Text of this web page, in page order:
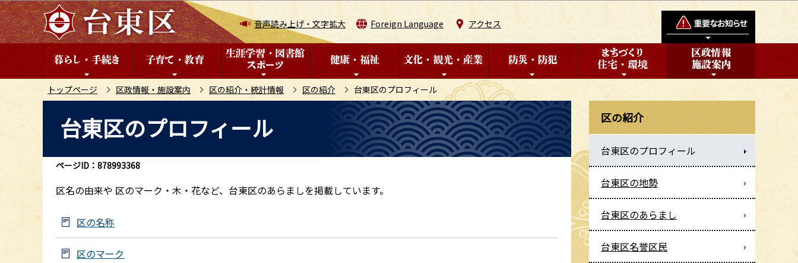
こ
の
ペ
音声読み上げ・文字拡大 Foreign Language アクセス
トップページ 区政情報・施設案内 区の紹介・統計情報 区の紹介 台東区のプロフィール
こ
台東区のプロフィール
ページID：878993368
区名の由来や 区のマーク・木・花など、台東区のあらましを掲載しています。
区の名称
区のマーク
区の紹介
台東区のプロフィール
台東区の地勢
台東区のあらまし
台東区名誉区民